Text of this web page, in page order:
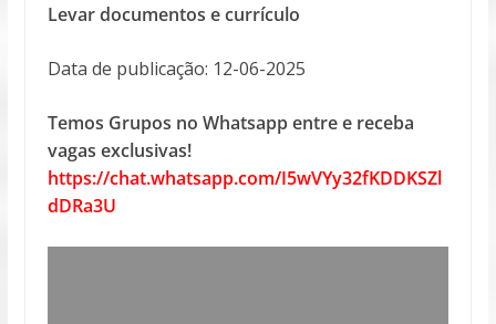
Levar documentos e currículo
Data de publicação: 12-06-2025
Temos Grupos no Whatsapp entre e receba
vagas exclusivas!
https://chat.whatsapp.com/I5wVYy32fKDDKSZl
dDRa3U